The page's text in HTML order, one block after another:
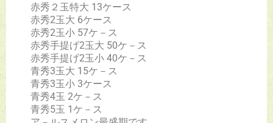
赤秀２玉特大 13ケース
赤秀2玉大 6ケース
赤秀2玉小 57ケ－ス
赤秀手提げ2玉大 50ケ－ス
赤秀手提げ2玉小 40ケ－ス
青秀3玉大 15ケ－ス
青秀3玉小 3ケース
青秀4玉 2ケ－ス
青秀5玉 1ケ－ス